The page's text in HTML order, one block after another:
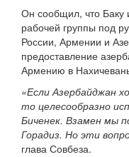
Он сообщил, что Баку
рабочей группы под
России, Армении и
предоставление
Армению в
«Если Азербайджан
то целесообразно
Биченек. Взамен мы
Горадиз. Но эти
глава Совбеза.